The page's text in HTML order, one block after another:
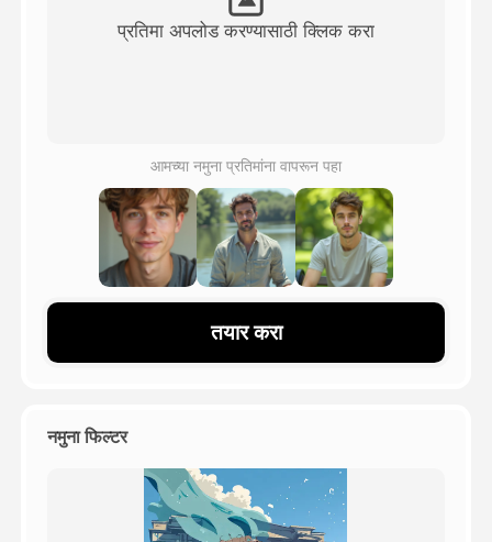
सर्व टेम्पलेट्स पहा
ब्लॉग
प्रतिमा अपलोड करण्यासाठी क्लिक करा
आमच्या नमुना प्रतिमांना वापरून पहा
तयार करा
नमुना फिल्टर